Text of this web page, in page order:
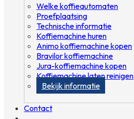
Welke koffieautomaten
Proefplaatsing
Technische informatie
Koffiemachine huren
Animo koffiemachine kopen
Bravilor koffiemachine
Jura-koffiemachine kopen
Koffiemachine laten reinigen
Bekijk informatie
Contact